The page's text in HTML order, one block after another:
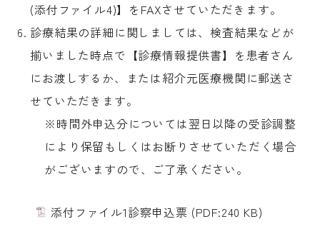
(添付ファイル4)】をFAXさせていただきます。
診療結果の詳細に関しましては、検査結果などが
揃いました時点で【診療情報提供書】を患者さん
にお渡しするか、または紹介元医療機関に郵送さ
せていただきます。
※時間外申込分については翌日以降の受診調整
により保留もしくはお断りさせていただく場合
がございますので、ご了承ください。
添付ファイル1診察申込票 (PDF:240 KB)